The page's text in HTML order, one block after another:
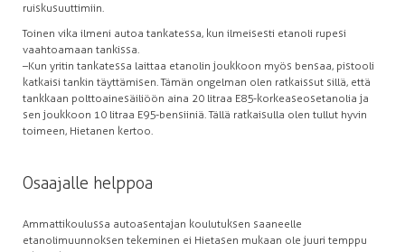
ruiskusuuttimiin.
Toinen vika ilmeni autoa tankatessa, kun ilmeisesti etanoli rupesi
vaahtoamaan tankissa.
–Kun yritin tankatessa laittaa etanolin joukkoon myös bensaa, pistooli
katkaisi tankin täyttämisen. Tämän ongelman olen ratkaissut sillä, että
tankkaan polttoainesäiliöön aina 20 litraa E85-korkeaseosetanolia ja
sen joukkoon 10 litraa E95-bensiiniä. Tällä ratkaisulla olen tullut hyvin
toimeen, Hietanen kertoo.
Osaajalle helppoa
Ammattikoulussa autoasentajan koulutuksen saaneelle
etanolimuunnoksen tekeminen ei Hietasen mukaan ole juuri temppu